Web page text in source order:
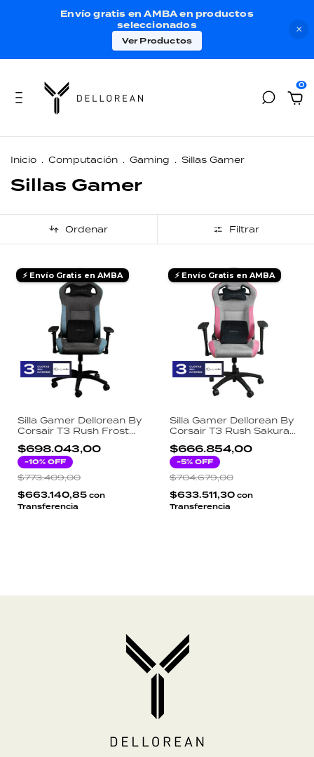
×
Envío gratis en AMBA en productos
seleccionados
Ver Productos
0
Inicio . Computación . Gaming . Sillas Gamer
Sillas Gamer
Ordenar Filtrar
⚡ Envío Gratis en AMBA
Silla Gamer Dellorean By
Corsair T3 Rush Frost
Tela 4D Reclinable 120kg
- Carbon y Azul
$698.043,00
-10% OFF
$773.409,00
$663.140,85 con
Transferencia
⚡ Envío Gratis en AMBA
Silla Gamer Dellorean By
Corsair T3 Rush Sakura
Tela 4D Reclinable 120kg
- Gris y Rosa
$666.854,00
-5% OFF
$704.679,00
$633.511,30 con
Transferencia